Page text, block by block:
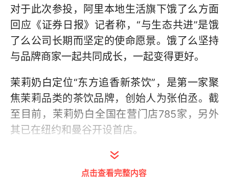
对于此次参投，阿里本地生活旗下饿了么方面
回应《证券日报》记者称，“与生态共进”是饿
了么公司长期而坚定的使命愿景。饿了么坚持
与品牌商家一起共同成长，一起变得更好。
茉莉奶白定位“东方追香新茶饮”，是第一家聚
焦茉莉品类的茶饮品牌，创始人为张伯丞。截
至目前，茉莉奶白全国在营门店785家，另外
其已在纽约和曼谷开设首店。
点击查看完整内容